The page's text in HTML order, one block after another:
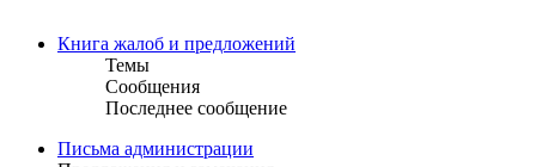
Книга жалоб и предложений
Темы
Сообщения
Последнее сообщение
Письма администрации